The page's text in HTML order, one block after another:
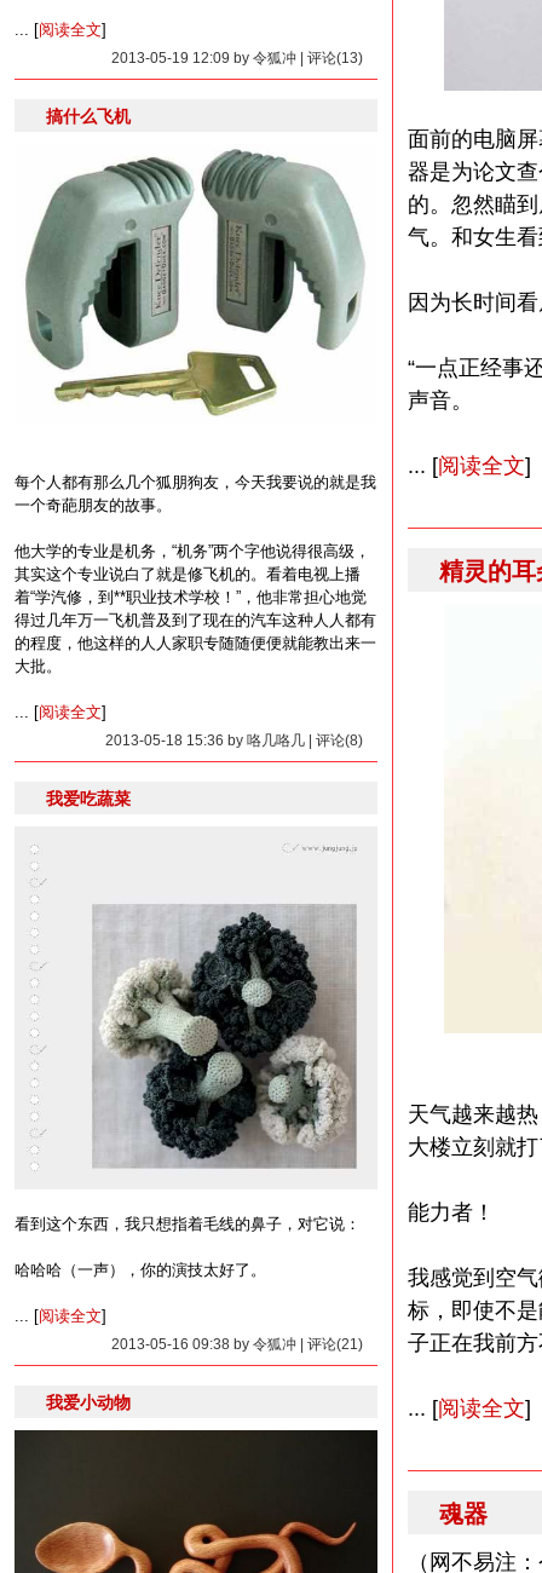
... [阅读全文]
2013-05-19 12:09 by 令狐冲 | 评论(13)
搞什么飞机
每个人都有那么几个狐朋狗友，今天我要说的就是我
一个奇葩朋友的故事。
他大学的专业是机务，“机务”两个字他说得很高级，
其实这个专业说白了就是修飞机的。看着电视上播
着“学汽修，到**职业技术学校！”，他非常担心地觉
得过几年万一飞机普及到了现在的汽车这种人人都有
的程度，他这样的人人家职专随随便便就能教出来一
大批。
... [阅读全文]
2013-05-18 15:36 by 咯几咯几 | 评论(8)
我爱吃蔬菜
看到这个东西，我只想指着毛线的鼻子，对它说：
哈哈哈（一声），你的演技太好了。
... [阅读全文]
2013-05-16 09:38 by 令狐冲 | 评论(21)
我爱小动物
面前的电脑
器是为论文
的。忽然瞄
气。和女生
因为长时间
“一点正经事
声音。
... [阅读全文]
精灵的耳
天气越来越
大楼立刻就
能力者！
我感觉到空
标，即使不
子正在我前
... [阅读全文]
魂器
（网不易注